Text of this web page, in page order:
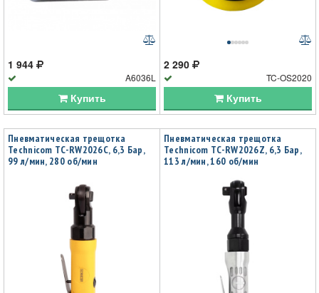
1 944
A6036L
Купить
2 290
TC-OS2020
Купить
Пневматическая трещотка
Technicom TC-RW2026C, 6,3 Бар,
99 л/мин, 280 об/мин
Пневматическая трещотка
Technicom TC-RW2026Z, 6,3 Бар,
113 л/мин, 160 об/мин